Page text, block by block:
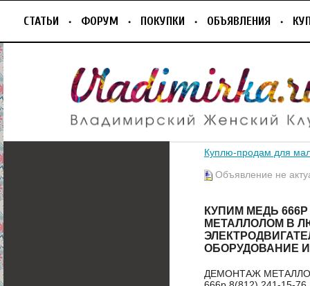
СТАТЬИ ФОРУМ ПОКУПКИ ОБЪЯВЛЕНИЯ
Куплю-продам для
Объявление не
КУПИМ МЕДЬ
МЕТАЛЛОЛОМ В
ОБОРУДОВАНИЕ
ДЕМОНТАЖ